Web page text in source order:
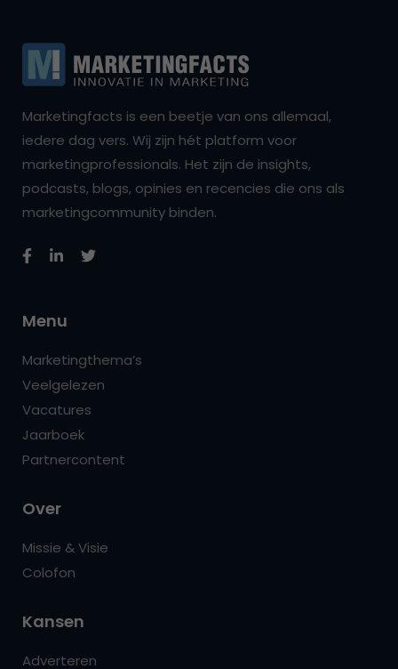
Marketingfacts is een beetje van ons allemaal,
iedere dag vers. Wij zijn hét platform voor
marketingprofessionals. Het zijn de insights,
podcasts, blogs, opinies en recencies die ons als
marketingcommunity binden.
Menu
Marketingthema’s
Veelgelezen
Vacatures
Jaarboek
Partnercontent
Over
Missie & Visie
Colofon
Kansen
Adverteren